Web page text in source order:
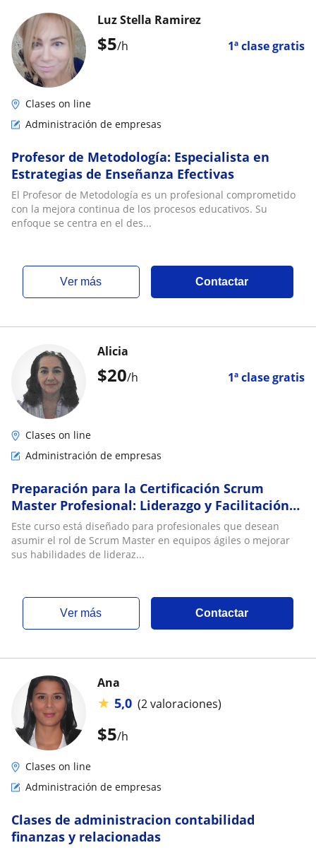
$5/h 1ª clase gratis
Luz Stella Ramirez
Clases on line
Administración de empresas
Profesor de Metodología: Especialista en
Estrategias de Enseñanza Efectivas
El Profesor de Metodología es un profesional comprometido
con la mejora continua de los procesos educativos. Su
enfoque se centra en el des...
ver más Contactar
$20/h 1ª clase gratis
Alicia
Clases on line
Administración de empresas
Preparación para la Certificación Scrum
Master Profesional: Liderazgo y Facilitación
Ágil
Este curso está diseñado para profesionales que desean
asumir el rol de Scrum Master en equipos ágiles o mejorar
sus habilidades de lideraz...
ver más Contactar
$5/h
Ana
★ 5,0 (2 valoraciones)
Clases on line
Administración de empresas
Clases de administracion contabilidad
finanzas y relacionadas